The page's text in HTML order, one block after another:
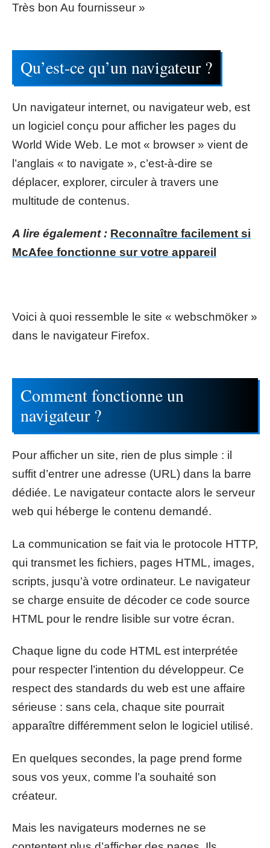
Très bon Au fournisseur »
Qu’est-ce qu’un navigateur ?
Un navigateur internet, ou navigateur web, est
un logiciel conçu pour afficher les pages du
World Wide Web. Le mot « browser » vient de
l’anglais « to navigate », c’est-à-dire se
déplacer, explorer, circuler à travers une
multitude de contenus.
A lire également : Reconnaître facilement si
McAfee fonctionne sur votre appareil
Voici à quoi ressemble le site « webschmöker »
dans le navigateur Firefox.
Comment fonctionne un
navigateur ?
Pour afficher un site, rien de plus simple : il
suffit d’entrer une adresse (URL) dans la barre
dédiée. Le navigateur contacte alors le serveur
web qui héberge le contenu demandé.
La communication se fait via le protocole HTTP,
qui transmet les fichiers, pages HTML, images,
scripts, jusqu’à votre ordinateur. Le navigateur
se charge ensuite de décoder ce code source
HTML pour le rendre lisible sur votre écran.
Chaque ligne du code HTML est interprétée
pour respecter l’intention du développeur. Ce
respect des standards du web est une affaire
sérieuse : sans cela, chaque site pourrait
apparaître différemment selon le logiciel utilisé.
En quelques secondes, la page prend forme
sous vos yeux, comme l’a souhaité son
créateur.
Mais les navigateurs modernes ne se